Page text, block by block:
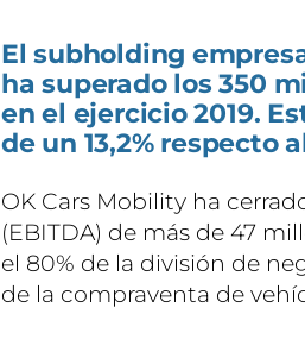
El subholding
ha superado los 350
en el ejercicio 2019.
de un 13,2% respecto
OK Cars Mobility ha
(EBITDA) de más de 47
el 80% de la división de
de la compraventa de